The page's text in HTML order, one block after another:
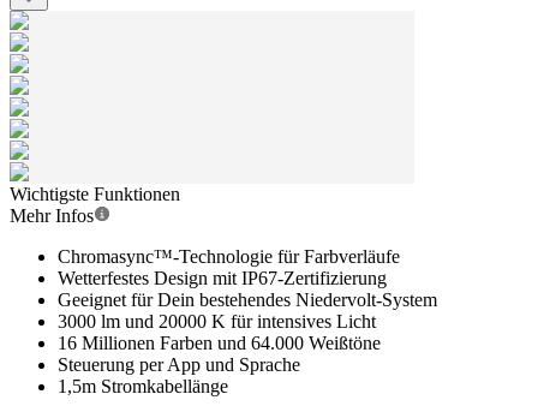
Wichtigste Funktionen
Mehr Infos
Chromasync™-Technologie für Farbverläufe
Wetterfestes Design mit IP67-Zertifizierung
Geeignet für Dein bestehendes Niedervolt-System
3000 lm und 20000 K für intensives Licht
16 Millionen Farben und 64.000 Weißtöne
Steuerung per App und Sprache
1,5m Stromkabellänge